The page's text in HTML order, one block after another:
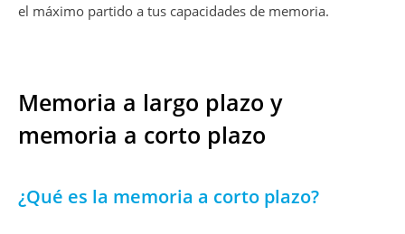
el máximo partido a tus capacidades de memoria.
Memoria a largo plazo y
memoria a corto plazo
¿Qué es la memoria a corto plazo?